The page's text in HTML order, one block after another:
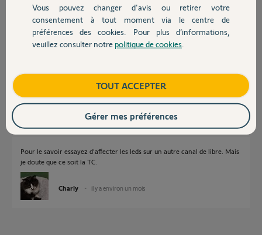
Devis avec un pro
Contact
Charly il y a environ un mois
merci...mais c'est les leds qui ne fonctionne plus ou la telecommande?
loic C. il y a environ un mois
Pour le savoir essayez d'affecter les leds sur un autre canal de libre. Mais
je doute que ce soit la TC.
Charly il y a environ un mois
Vous pouvez changer d'avis ou retirer votre
consentement à tout moment via le centre de
préférences des cookies. Pour plus d’informations,
veuillez consulter notre politique de cookies
TOUT ACCEPTER
Gérer mes préférences